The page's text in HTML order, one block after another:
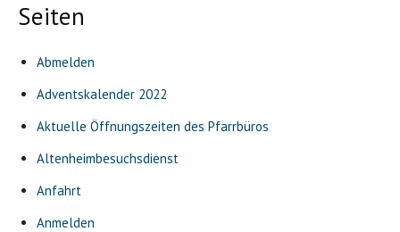
Seiten
Abmelden
Adventskalender 2022
Aktuelle Öffnungszeiten des Pfarrbüros
Altenheimbesuchsdienst
Anfahrt
Anmelden